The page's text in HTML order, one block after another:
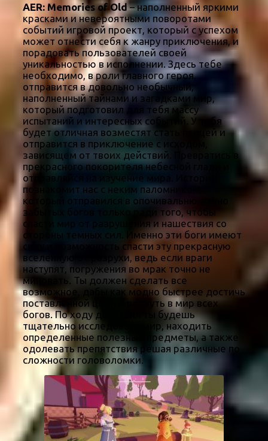
AER: Memories of Old– наполненный яркими
красками и невероятными поворотами
событий игровой проект, который с успехом
может отнести себя к жанру приключения, и
порадовать пользователей своей
уникальностью в исполнении. Здесь тебе
необходимо, в роли главного героя,
отправится в довольно необычный,
наполненный тайнами и загадками мир,
который подготовил для тебя массу
испытаний и интересных событий. У тебя
будет отличная возместят стать птицей и
отправится в приключение с исходом,
зависящем от твоих действий. Превратись в
прекрасного покорителя небесной глади и
отправляйся на изучение мира. История
познакомит нас с неким паломником,
который отправился в опочивальню давно
забытых богов только ради того, чтобы
спасти мир от разрушения и нашествия со
стороны темных сил. Именно эти боги имеют
силу и возможность спасти эту прекрасную
вселенную от разрухи, ведь если враги
наступят, погружения во мрак точно не
миновать. Ты должен сделать все
возможное, дабы как модно быстрее достичь
поставленной цели и вернуть в мир всех
богов. По ходу действия ты будешь
тщательно исследовать мир, находить
определенные полезные предметы, а также
одолевать препятствия решая различные по
сложности головоломки.